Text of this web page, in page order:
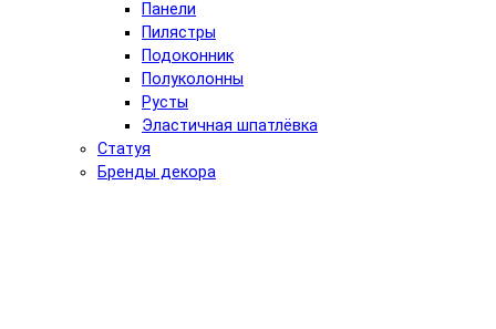
Панели
Пилястры
Подоконник
Полуколонны
Русты
Эластичная шпатлёвка
Статуя
Бренды декора